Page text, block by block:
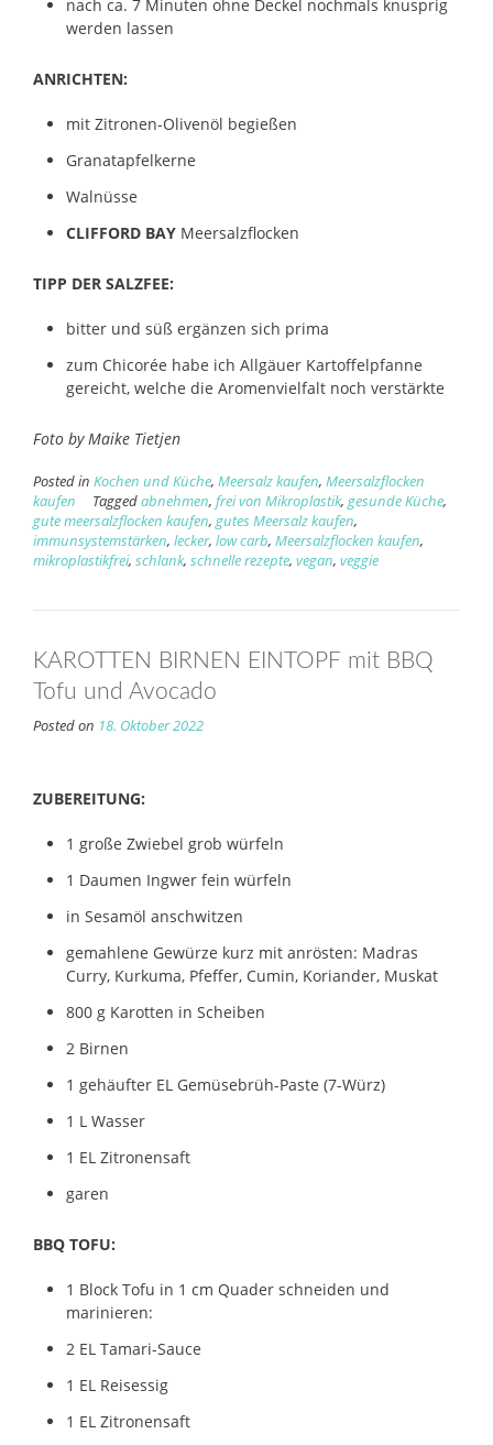
nach ca. 7 Minuten ohne Deckel nochmals knusprig
werden lassen
ANRICHTEN:
mit Zitronen-Olivenöl begießen
Granatapfelkerne
Walnüsse
CLIFFORD BAY Meersalzflocken
TIPP DER SALZFEE:
bitter und süß ergänzen sich prima
zum Chicorée habe ich Allgäuer Kartoffelpfanne
gereicht, welche die Aromenvielfalt noch verstärkte
Foto by Maike Tietjen
Posted in Kochen und Küche, Meersalz kaufen, Meersalzflocken
kaufen
Taggedabnehmen, frei von Mikroplastik, gesunde Küche,
gute meersalzflocken kaufen, gutes Meersalz kaufen,
immunsystemstärken, lecker, low carb, Meersalzflocken kaufen,
mikroplastikfrei, schlank, schnelle rezepte, vegan, veggie
KAROTTEN BIRNEN EINTOPF mit BBQ
Tofu und Avocado
Posted on 18. Oktober 2022
ZUBEREITUNG:
1 große Zwiebel grob würfeln
1 Daumen Ingwer fein würfeln
in Sesamöl anschwitzen
gemahlene Gewürze kurz mit anrösten: Madras
Curry, Kurkuma, Pfeffer, Cumin, Koriander, Muskat
800 g Karotten in Scheiben
2 Birnen
1 gehäufter EL Gemüsebrüh-Paste (7-Würz)
1 L Wasser
1 EL Zitronensaft
garen
BBQ TOFU:
1 Block Tofu in 1 cm Quader schneiden und
marinieren:
2 EL Tamari-Sauce
1 EL Reisessig
1 EL Zitronensaft